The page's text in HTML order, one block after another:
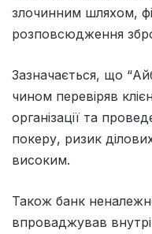
злочинним шляхом,
розповсюдження
Зазначається, що
чином перевіряв
організації та
покеру, ризик
високим.
Також банк
впроваджував